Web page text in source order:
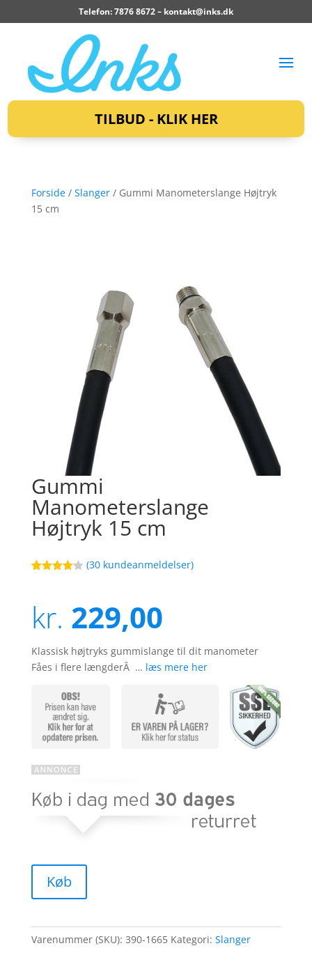
Telefon: 7876 8672 – kontakt@inks.dk
TILBUD - KLIK HER
Forside/ Slanger/ Gummi Manometerslange Højtryk
15 cm
Gummi
Manometerslange
Højtryk 15 cm
baseret
på
kundebedø
(30 kundeanmeldelser)
kr. 229,00
Klassisk højtryks gummislange til dit manometer
Fåes i flere længderÂ … læs mere her
Køb
Varenummer (SKU): 390-1665 Kategori: Slanger